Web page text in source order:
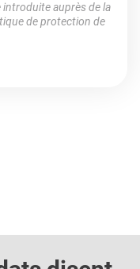
auprès de la
de protection de